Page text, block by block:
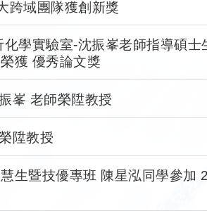
跨域團隊獲創新獎
學實驗室-沈振峯老師指導碩
獲 優秀論文獎
峯 老師榮陞教授
陞教授
生暨技優專班 陳星泓同學參加